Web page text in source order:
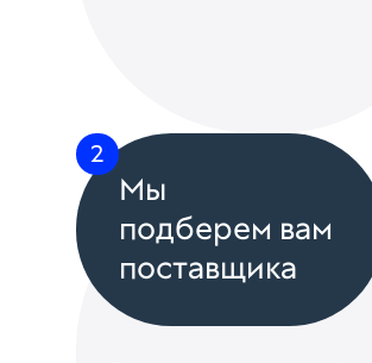
2
Мы
подберем вам
поставщика